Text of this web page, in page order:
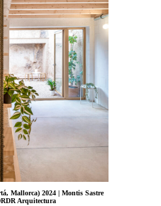
Mallorca) 2024 | Montis Sastre
Arquitectura